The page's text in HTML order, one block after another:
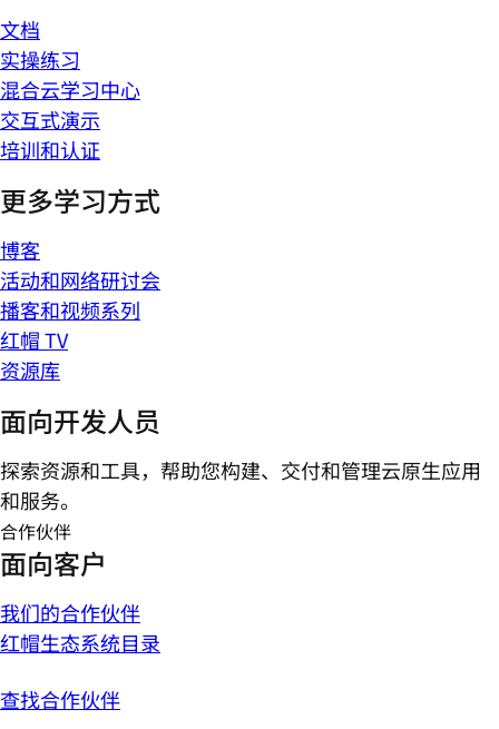
文档
实操练习
混合云学习中心
交互式演示
培训和认证
更多学习方式
博客
活动和网络研讨会
播客和视频系列
红帽 TV
资源库
面向开发人员
探索资源和工具，帮助您构建、交付和管理云原生应用
和服务。
合作伙伴
面向客户
我们的合作伙伴
红帽生态系统目录
查找合作伙伴